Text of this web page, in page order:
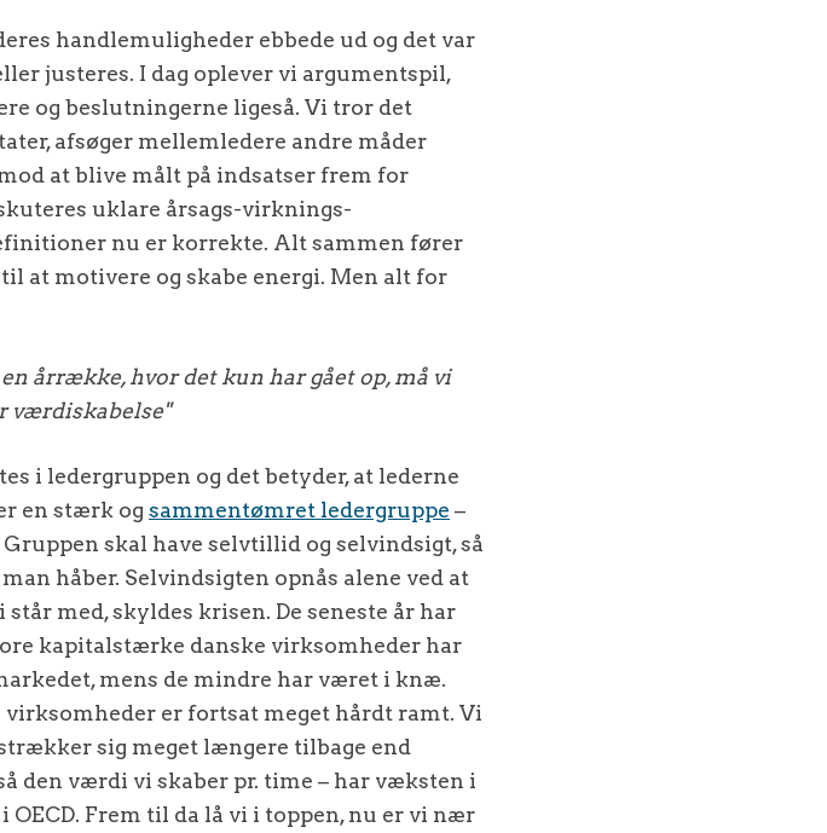
handlemuligheder ebbede ud og det var
justeres. I dag oplever vi argumentspil,
og beslutningerne ligeså. Vi tror det
afsøger mellemledere andre måder
at blive målt på indsatser frem for
uklare årsags-virknings-
nu er korrekte. Alt sammen fører
at motivere og skabe energi. Men alt for
årrække, hvor det kun har gået op, må vi
værdiskabelse"
i ledergruppen og det betyder, at lederne
en stærk og sammentømret ledergruppe –
skal have selvtillid og selvindsigt, så
håber. Selvindsigten opnås alene ved at
med, skyldes krisen. De seneste år har
kapitalstærke danske virksomheder har
mens de mindre har været i knæ.
er fortsat meget hårdt ramt. Vi
sig meget længere tilbage end
den værdi vi skaber pr. time – har væksten i
OECD. Frem til da lå vi i toppen, nu er vi nær